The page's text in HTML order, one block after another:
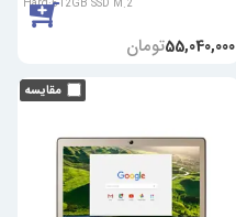
Hard:512GB SSD M.2
55,040,000تومان